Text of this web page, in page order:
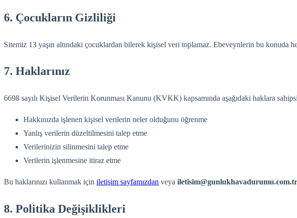
6. Çocukların Gizliliği
Sitemiz 13 yaşın altındaki çocuklardan bilerek kişisel veri toplamaz. Ebeveynlerin bu konuda
7. Haklarınız
6698 sayılı Kişisel Verilerin Korunması Kanunu (KVKK) kapsamında aşağıdaki haklara
Hakkınızda işlenen kişisel verilerin neler olduğunu öğrenme
Yanlış verilerin düzeltilmesini talep etme
Verilerinizin silinmesini talep etme
Verilerin işlenmesine itiraz etme
Bu haklarınızı kullanmak için iletişim sayfamızdan veya iletisim@gunlukhavadurumu.com.tr
8. Politika Değişiklikleri